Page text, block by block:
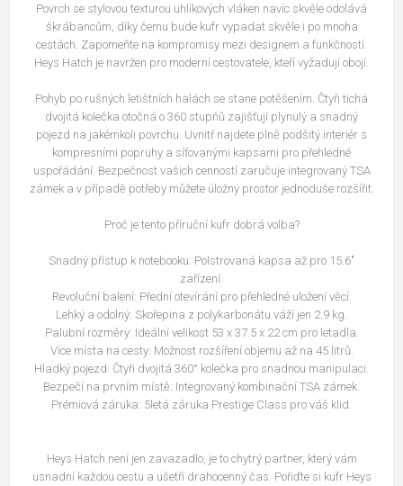
Povrch se stylovou texturou uhlíkových vláken navíc skvěle odolává
škrábancům, díky čemu bude kufr vypadat skvěle i po mnoha
cestách. Zapomeňte na kompromisy mezi designem a funkčností.
Heys Hatch je navržen pro moderní cestovatele, kteří vyžadují obojí.
Pohyb po rušných letištních halách se stane potěšením. Čtyři tichá
dvojitá kolečka otočná o 360 stupňů zajišťují plynulý a snadný
pojezd na jakémkoli povrchu. Uvnitř najdete plně podšitý interiér s
kompresními popruhy a síťovanými kapsami pro přehledné
uspořádání. Bezpečnost vašich cenností zaručuje integrovaný TSA
zámek a v případě potřeby můžete úložný prostor jednoduše rozšířit.
Proč je tento příruční kufr dobrá volba?
Snadný přístup k notebooku: Polstrovaná kapsa až pro 15.6"
zařízení.
Revoluční balení: Přední otevírání pro přehledné uložení věcí.
Lehký a odolný: Skořepina z polykarbonátu váží jen 2.9 kg.
Palubní rozměry: Ideální velikost 53 x 37.5 x 22 cm pro letadla.
Více místa na cesty: Možnost rozšíření objemu až na 45 litrů.
Hladký pojezd: Čtyři dvojitá 360° kolečka pro snadnou manipulaci.
Bezpečí na prvním místě: Integrovaný kombinační TSA zámek.
Prémiová záruka: 5letá záruka Prestige Class pro váš klid.
Heys Hatch není jen zavazadlo, je to chytrý partner, který vám
usnadní každou cestu a ušetří drahocenný čas. Pořiďte si kufr Heys